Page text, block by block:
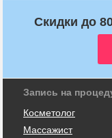
Скидки до
Запись на
Косметолог
Массажист